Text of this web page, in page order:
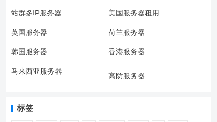
站群多IP服务器 美国服务器租用
英国服务器 荷兰服务器
韩国服务器 香港服务器
马来西亚服务器
高防服务器
标签